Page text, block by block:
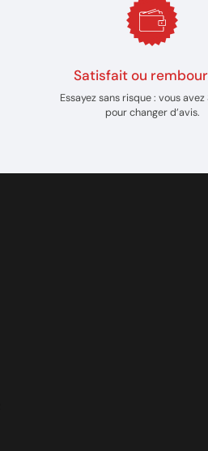
Satisfait ou
Essayez sans risque : vous
pour changer d’avis.